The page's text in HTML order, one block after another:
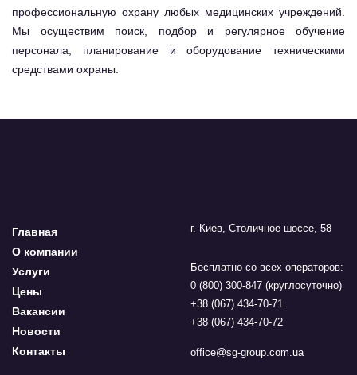
профессиональную охрану любых медицинских учреждений.
Мы осуществим поиск, подбор и регулярное обучение
персонала, планирование и оборудование техническими
средствами охраны.
Главная
О компании
Услуги
Цены
Вакансии
Новости
Контакты
г. Киев, Столичное шоссе, 58
Бесплатно со всех операторов:
0 (800) 300-847 (круглосуточно)
+38 (067) 434-70-71
+38 (067) 434-70-72
office@sg-group.com.ua